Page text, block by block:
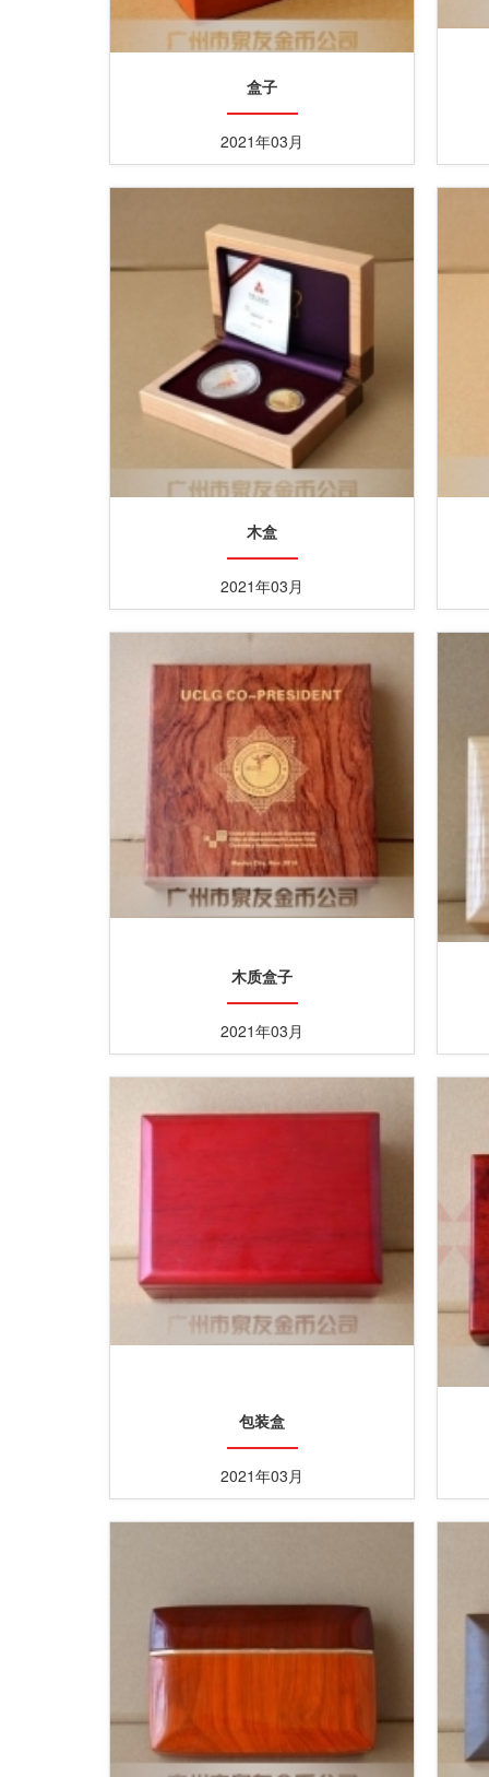
盒子
2021年03月
木盒
2021年03月
木质盒子
2021年03月
包装盒
2021年03月